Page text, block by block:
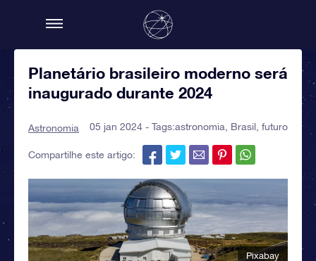
Planetário brasileiro moderno será
inaugurado durante 2024
Astronomia 05 jan 2024 - Tags:astronomia Brasil futuro
Compartilhe este artigo:
Pixabay